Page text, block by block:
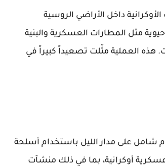
داخل الأراضي الروسية
مثل المطارات العسكرية والبنية
هذه العملية مثّلت تصعيداً كبيراً في
شامل على مدار الليل باستخدام أسلحة
أوكرانية، بما في ذلك منشآت